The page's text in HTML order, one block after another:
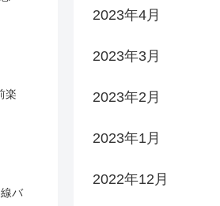
楽
バ
2023年4月
2023年3月
2023年2月
2023年1月
2022年12月